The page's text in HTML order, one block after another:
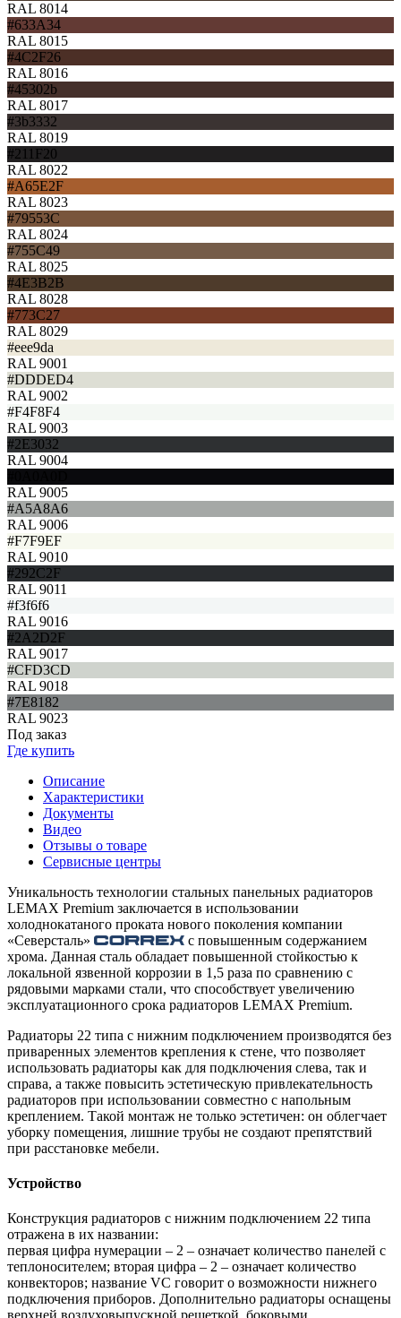
RAL 8014
#633A34
RAL 8015
#4C2F26
RAL 8016
#45302b
RAL 8017
#3b3332
RAL 8019
#211F20
RAL 8022
#A65E2F
RAL 8023
#79553C
RAL 8024
#755C49
RAL 8025
#4E3B2B
RAL 8028
#773C27
RAL 8029
#eee9da
RAL 9001
#DDDED4
RAL 9002
#F4F8F4
RAL 9003
#2E3032
RAL 9004
RAL 9005
#A5A8A6
RAL 9006
#F7F9EF
RAL 9010
#292C2F
RAL 9011
#f3f6f6
RAL 9016
#2A2D2F
RAL 9017
#CFD3CD
RAL 9018
#7E8182
RAL 9023
Под заказ
Где купить
Описание
Характеристики
Документы
Видео
Отзывы о товаре
Сервисные центры
Уникальность технологии стальных панельных радиаторов
LEMAX Premium заключается в использовании
холоднокатаного проката нового поколения компании
«Северсталь»
с повышенным содержанием
хрома. Данная сталь обладает повышенной стойкостью к
локальной язвенной коррозии в 1,5 раза по сравнению с
рядовыми марками стали, что способствует увеличению
эксплуатационного срока радиаторов LEMAX Premium.
Радиаторы 22 типа с нижним подключением производятся без
приваренных элементов крепления к стене, что позволяет
использовать радиаторы как для подключения слева, так и
справа, а также повысить эстетическую привлекательность
радиаторов при использовании совместно с напольным
креплением. Такой монтаж не только эстетичен: он облегчает
уборку помещения, лишние трубы не создают препятствий
при расстановке мебели.
Устройство
Конструкция радиаторов с нижним подключением 22 типа
отражена в их названии:
первая цифра нумерации – 2 – означает количество панелей с
теплоносителем; вторая цифра – 2 – означает количество
конвекторов; название VС говорит о возможности нижнего
подключения приборов. Дополнительно радиаторы оснащены
верхней воздуховыпускной решеткой, боковыми